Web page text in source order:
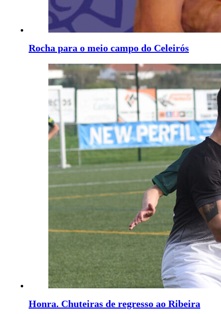
Rocha para o meio campo do Celeirós
Honra. Chuteiras de regresso ao Ribeira